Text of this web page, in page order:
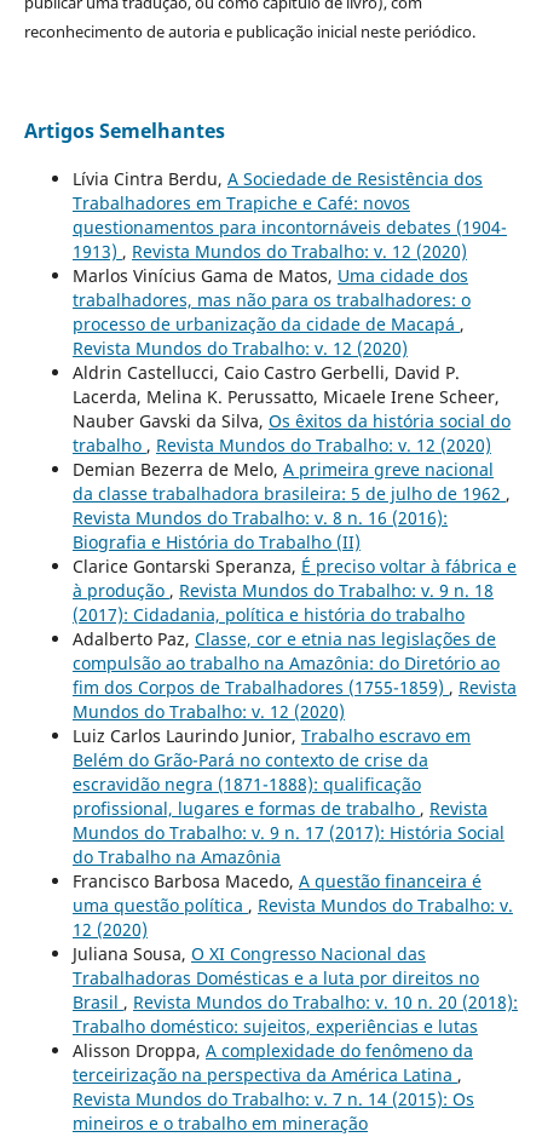
reconhecimento de autoria e publicação inicial neste periódico.
Artigos Semelhantes
Lívia Cintra Berdu, A Sociedade de Resistência dos
Trabalhadores em Trapiche e Café: novos
questionamentos para incontornáveis debates (1904-
1913) , Revista Mundos do Trabalho: v. 12 (2020)
Marlos Vinícius Gama de Matos, Uma cidade dos
trabalhadores, mas não para os trabalhadores: o
processo de urbanização da cidade de Macapá ,
Revista Mundos do Trabalho: v. 12 (2020)
Aldrin Castellucci, Caio Castro Gerbelli, David P.
Lacerda, Melina K. Perussatto, Micaele Irene Scheer,
Nauber Gavski da Silva, Os êxitos da história social do
trabalho , Revista Mundos do Trabalho: v. 12 (2020)
Demian Bezerra de Melo, A primeira greve nacional
da classe trabalhadora brasileira: 5 de julho de 1962 ,
Revista Mundos do Trabalho: v. 8 n. 16 (2016):
Biografia e História do Trabalho (II)
Clarice Gontarski Speranza, É preciso voltar à fábrica e
à produção , Revista Mundos do Trabalho: v. 9 n. 18
(2017): Cidadania, política e história do trabalho
Adalberto Paz, Classe, cor e etnia nas legislações de
compulsão ao trabalho na Amazônia: do Diretório ao
fim dos Corpos de Trabalhadores (1755-1859) , Revista
Mundos do Trabalho: v. 12 (2020)
Luiz Carlos Laurindo Junior, Trabalho escravo em
Belém do Grão-Pará no contexto de crise da
escravidão negra (1871-1888): qualificação
profissional, lugares e formas de trabalho , Revista
Mundos do Trabalho: v. 9 n. 17 (2017): História Social
do Trabalho na Amazônia
Francisco Barbosa Macedo, A questão financeira é
uma questão política , Revista Mundos do Trabalho: v.
12 (2020)
Juliana Sousa, O XI Congresso Nacional das
Trabalhadoras Domésticas e a luta por direitos no
Brasil , Revista Mundos do Trabalho: v. 10 n. 20 (2018):
Trabalho doméstico: sujeitos, experiências e lutas
Alisson Droppa, A complexidade do fenômeno da
terceirização na perspectiva da América Latina ,
Revista Mundos do Trabalho: v. 7 n. 14 (2015): Os
mineiros e o trabalho em mineração